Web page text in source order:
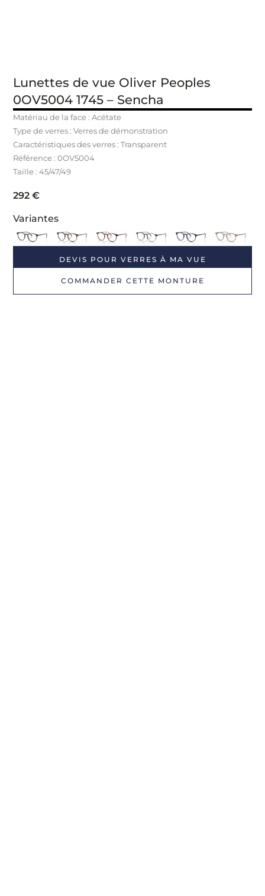
Lunettes de vue Oliver Peoples
0OV5004 1745 – Sencha
Matériau de la face : Acétate
Type de verres : Verres de démonstration
Caractéristiques des verres : Transparent
Référence : 0OV5004
Taille : 45/47/49
292€
Variantes
DEVIS POUR VERRES À MA VUE
COMMANDER CETTE MONTURE